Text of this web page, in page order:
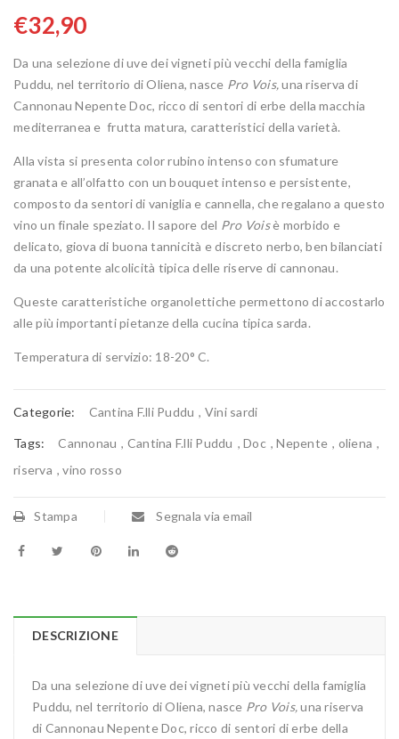
€32,90
Da una selezione di uve dei vigneti più vecchi della famiglia
Puddu, nel territorio di Oliena, nasce Pro Vois,una riserva di
Cannonau Nepente Doc, ricco di sentori di erbe della macchia
mediterranea e frutta matura, caratteristici della varietà.
Alla vista si presenta color rubino intenso con sfumature
granata e all’olfatto con un bouquet intenso e persistente,
composto da sentori di vaniglia e cannella, che regalano a questo
vino un finale speziato. Il sapore del Pro Voisè morbido e
delicato, giova di buona tannicità e discreto nerbo, ben bilanciati
da una potente alcolicità tipica delle riserve di cannonau.
Queste caratteristiche organolettiche permettono di accostarlo
alle più importanti pietanze della cucina tipica sarda.
Temperatura di servizio: 18-20° C.
Categorie: Cantina F.lli Puddu , Vini sardi
Tags: Cannonau , Cantina F.lli Puddu , Doc ,Nepente , oliena ,
riserva ,vino rosso
Stampa Segnala via email
DESCRIZIONE
Da una selezione di uve dei vigneti più vecchi della famiglia
Puddu, nel territorio di Oliena, nasce Pro Vois,una riserva
di Cannonau Nepente Doc, ricco di sentori di erbe della